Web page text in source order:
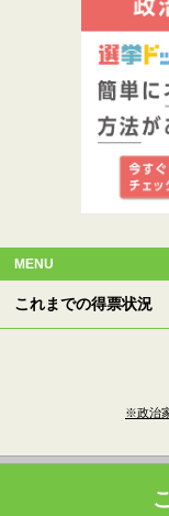
MENU
これまでの得票状況
※政治